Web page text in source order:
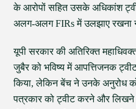
के आरोपों सहित उसके अधिकांश
अलग-अलग FIRs में उलझाए रखना
यूपी सरकार की अतिरिक्त
जुबैर को भविष्य में आपत्तिजनक
किया, लेकिन बेंच ने उनके अनुरोध
पत्रकार को ट्वीट करने और